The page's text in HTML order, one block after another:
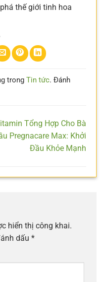
thế giới tinh hoa
trong Tin tức. Đánh
Tổng Hợp Cho Bà
Pregnacare Max: Khởi
Đầu Khỏe Mạnh
hiển thị công khai.
dấu *